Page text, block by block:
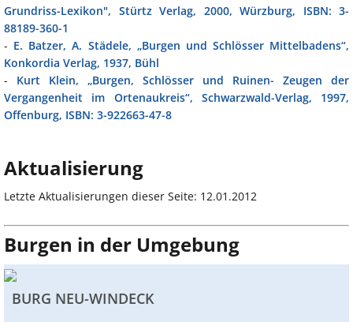
Grundriss-Lexikon", Stürtz Verlag, 2000, Würzburg, ISBN: 3-
88189-360-1
- E. Batzer, A. Städele, „Burgen und Schlösser Mittelbadens“,
Konkordia Verlag, 1937, Bühl
- Kurt Klein, „Burgen, Schlösser und Ruinen- Zeugen der
Vergangenheit im Ortenaukreis“, Schwarzwald-Verlag, 1997,
Offenburg, ISBN: 3-922663-47-8
Aktualisierung
Letzte Aktualisierungen dieser Seite: 12.01.2012
Burgen in der Umgebung
BURG NEU-WINDECK